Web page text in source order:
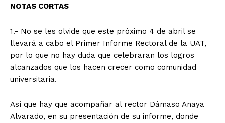
NOTAS CORTAS
1.- No se les olvide que este próximo 4 de abril se
llevará a cabo el Primer Informe Rectoral de la UAT,
por lo que no hay duda que celebraran los logros
alcanzados que los hacen crecer como comunidad
universitaria.
Así que hay que acompañar al rector Dámaso Anaya
Alvarado, en su presentación de su informe, donde